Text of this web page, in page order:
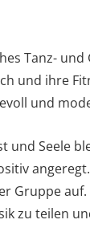
Tanz-
und ihre
und
und Seele
Gruppe
zu teilen